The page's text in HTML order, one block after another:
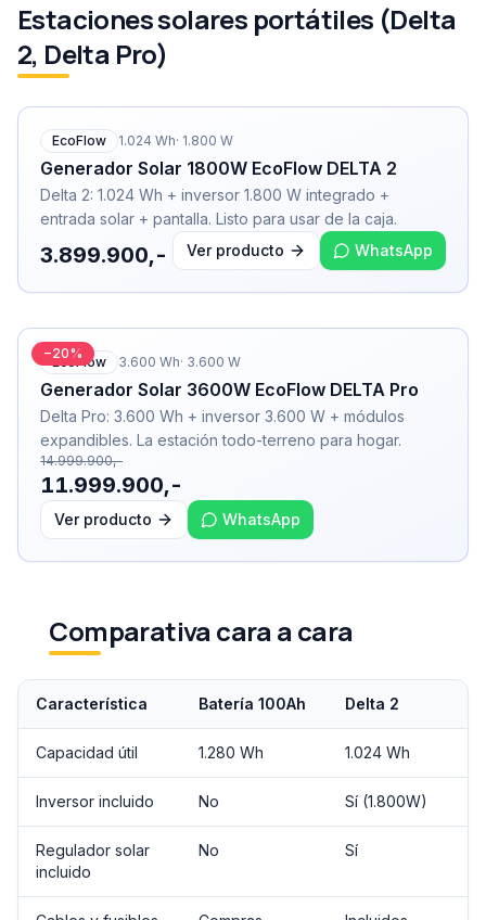
Estaciones solares portátiles (Delta
2, Delta Pro)
EcoFlow 1.024 Wh· 1.800 W
Generador Solar 1800W EcoFlow DELTA 2
Delta 2: 1.024 Wh + inversor 1.800 W integrado +
entrada solar + pantalla. Listo para usar de la caja.
3.899.900,- Ver producto WhatsApp
−20%
EcoFlow 3.600 Wh· 3.600 W
Generador Solar 3600W EcoFlow DELTA Pro
Delta Pro: 3.600 Wh + inversor 3.600 W + módulos
expandibles. La estación todo-terreno para hogar.
14.999.900,-
11.999.900,-
Ver producto WhatsApp
Comparativa cara a cara
Característica Batería 100Ah Delta 2
Capacidad útil 1.280 Wh 1.024 Wh
Inversor incluido No Sí (1.800W)
Regulador solar
incluido
No Sí